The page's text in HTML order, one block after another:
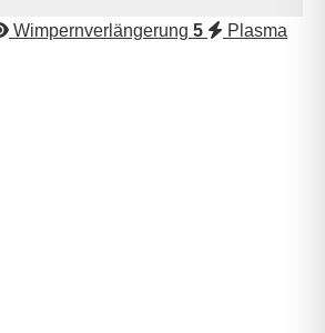
Wimpernverlängerung 5
Plasma